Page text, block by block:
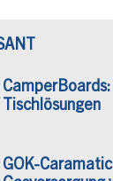
Tischlösungen
GOK-